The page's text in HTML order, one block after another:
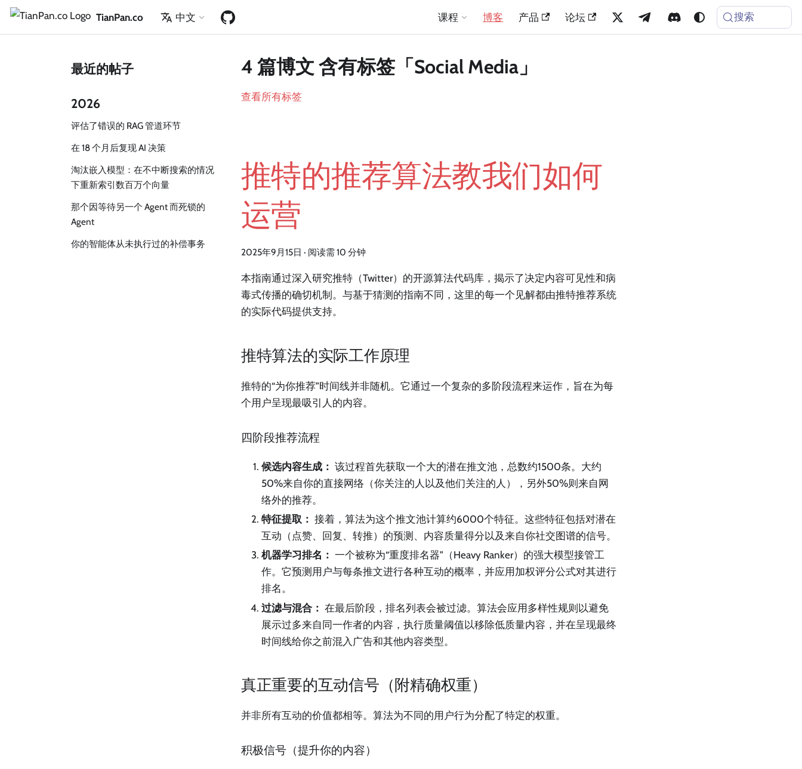
TianPan.co 中文 课程 博客 产品 论坛 搜索
最近的帖子
2026
评估了错误的 RAG 管道环节
在 18 个月后复现 AI 决策
淘汰嵌入模型：在不中断搜索的情况
下重新索引数百万个向量
那个因等待另一个 Agent 而死锁的
Agent
你的智能体从未执行过的补偿事务
4 篇博文 含有标签「Social Media」
查看所有标签
推特的推荐算法教我们如何
运营
2025年9月15日 · 阅读需 10 分钟
本指南通过深入研究推特（Twitter）的开源算法代码库，揭示了决定内容可见性和病
毒式传播的确切机制。与基于猜测的指南不同，这里的每一个见解都由推特推荐系统
的实际代码提供支持。
推特算法的实际工作原理
推特的“为你推荐”时间线并非随机。它通过一个复杂的多阶段流程来运作，旨在为每
个用户呈现最吸引人的内容。
四阶段推荐流程
候选内容生成： 该过程首先获取一个大的潜在推文池，总数约1500条。大约
50%来自你的直接网络（你关注的人以及他们关注的人），另外50%则来自网
络外的推荐。
特征提取： 接着，算法为这个推文池计算约6000个特征。这些特征包括对潜在
互动（点赞、回复、转推）的预测、内容质量得分以及来自你社交图谱的信号。
机器学习排名： 一个被称为“重度排名器”（Heavy Ranker）的强大模型接管工
作。它预测用户与每条推文进行各种互动的概率，并应用加权评分公式对其进行
排名。
过滤与混合： 在最后阶段，排名列表会被过滤。算法会应用多样性规则以避免
展示过多来自同一作者的内容，执行质量阈值以移除低质量内容，并在呈现最终
时间线给你之前混入广告和其他内容类型。
真正重要的互动信号（附精确权重）
并非所有互动的价值都相等。算法为不同的用户行为分配了特定的权重。
积极信号（提升你的内容）